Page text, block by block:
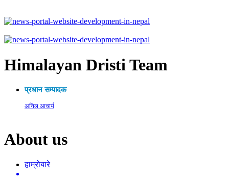
Himalayan Dristi Team
प्रधान सम्पादक
अनिल आचार्य
About us
हाम्रोबारे